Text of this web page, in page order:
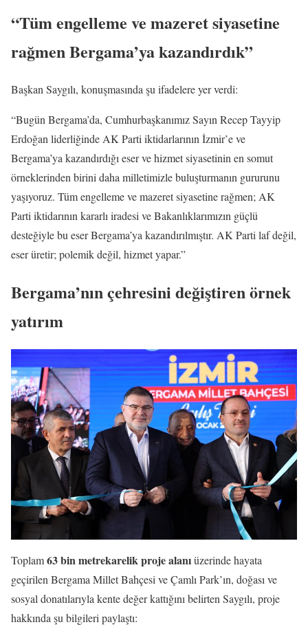
“Tüm engelleme ve mazeret siyasetine
rağmen Bergama’ya kazandırdık”
Başkan Saygılı, konuşmasında şu ifadelere yer verdi:
“Bugün Bergama’da, Cumhurbaşkanımız Sayın Recep Tayyip
Erdoğan liderliğinde AK Parti iktidarlarının İzmir’e ve
Bergama’ya kazandırdığı eser ve hizmet siyasetinin en somut
örneklerinden birini daha milletimizle buluşturmanın gururunu
yaşıyoruz. Tüm engelleme ve mazeret siyasetine rağmen; AK
Parti iktidarının kararlı iradesi ve Bakanlıklarımızın güçlü
desteğiyle bu eser Bergama’ya kazandırılmıştır. AK Parti laf değil,
eser üretir; polemik değil, hizmet yapar.”
Bergama’nın çehresini değiştiren örnek
yatırım
Toplam63 bin metrekarelik proje alanıüzerinde hayata
geçirilen Bergama Millet Bahçesi ve Çamlı Park’ın, doğası ve
sosyal donatılarıyla kente değer kattığını belirten Saygılı, proje
hakkında şu bilgileri paylaştı: